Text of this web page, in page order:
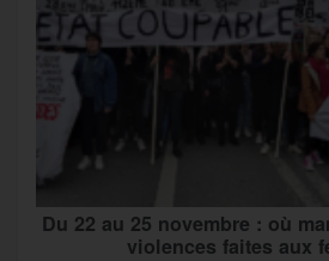
Du 22 au 25 novembre : où
violences faites aux